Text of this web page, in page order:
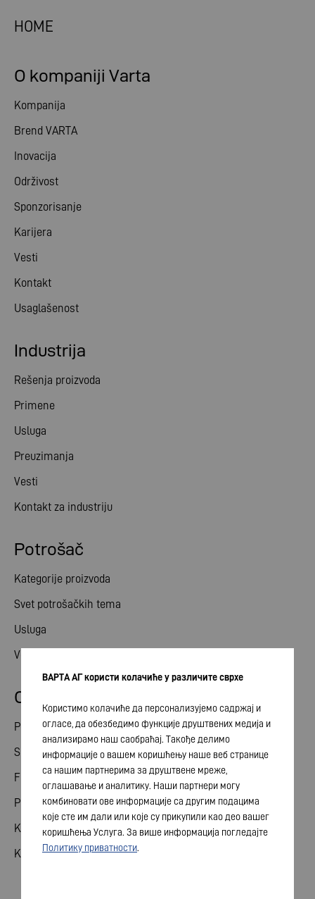
HOME
O kompaniji Varta
Kompanija
Brend VARTA
Inovacija
Održivost
Sponzorisanje
Karijera
Vesti
Kontakt
Usaglašenost
Potrošač
Kategorije proizvoda
Svet potrošačkih tema
Usluga
Vesti
Industrija
Rešenja proizvoda
Primene
Usluga
Preuzimanja
Vesti
Kontakt za industriju
Odnosi ulagača
Podeli
Skupština akcionara
Finansijski kalendar
Publikacije
Kontakt sa investitorom
Korporativno upravljanje
ВАРТА АГ користи колачиће у различите сврхе
Користимо колачиће да персонализујемо садржај и
огласе, да обезбедимо функције друштвених медија и
анализирамо наш саобраћај. Такође делимо
информације о вашем коришћењу наше веб странице
са нашим партнерима за друштвене мреже,
оглашавање и аналитику. Наши партнери могу
комбиновати ове информације са другим подацима
које сте им дали или које су прикупили као део вашег
коришћења Услуга. За више информација погледајте
Политику приватности.